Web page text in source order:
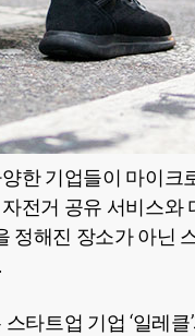
한 기업들이 마이
전거 공유 서비스와
정해진 장소가 아닌
타트업 기업 ‘일레